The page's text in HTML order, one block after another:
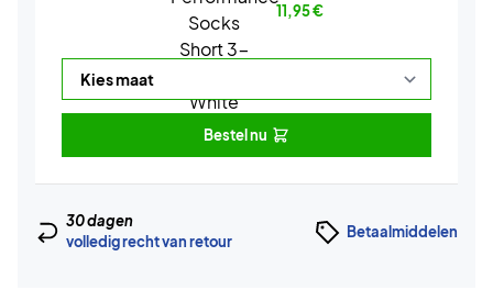
11,95€
Bestel nu
30 dagen
volledig recht van retour
Betaalmiddelen